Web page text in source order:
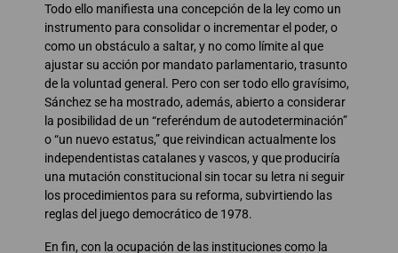
Todo ello manifiesta una concepción de la ley como un
instrumento para consolidar o incrementar el poder, o
como un obstáculo a saltar, y no como límite al que
ajustar su acción por mandato parlamentario, trasunto
de la voluntad general. Pero con ser todo ello gravísimo,
Sánchez se ha mostrado, además, abierto a considerar
la posibilidad de un “referéndum de autodeterminación”
o “un nuevo estatus,” que reivindican actualmente los
independentistas catalanes y vascos, y que produciría
una mutación constitucional sin tocar su letra ni seguir
los procedimientos para su reforma, subvirtiendo las
reglas del juego democrático de 1978.
En fin, con la ocupación de las instituciones como la